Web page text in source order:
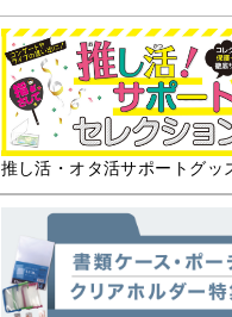
推し活・オタ活サポートグッ